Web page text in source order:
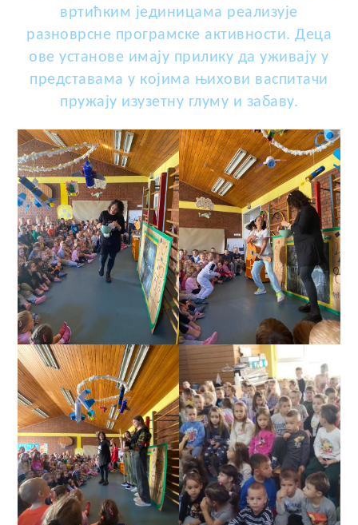
вртићким јединицама реализује
разноврсне програмске активности. Деца
ове установе имају прилику да уживају у
представама у којима њихови васпитачи
пружају изузетну глуму и забаву.